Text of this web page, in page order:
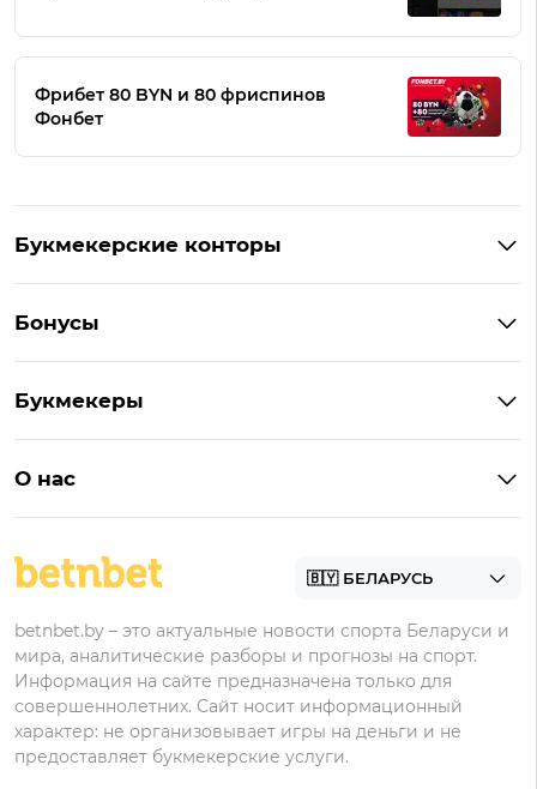
Фрибет 80 BYN и 80 фриспинов
Фонбет
Букмекерские конторы
Букмекеры на Андроид
БК для ставок на киберспорт
Бонусы
Бонус на депозит
Бонусы Бетера
Бонусы Винлайн
Букмекеры
Марафонбет
О нас
betnbet.by – это актуальные новости спорта Беларуси и
мира, аналитические разборы и прогнозы на спорт.
Информация на сайте предназначена только для
совершеннолетних. Сайт носит информационный
характер: не организовывает игры на деньги и не
предоставляет букмекерские услуги.